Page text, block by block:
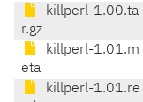
killperl-1.00.ta
r.gz
killperl-1.01.m
eta
killperl-1.01.re